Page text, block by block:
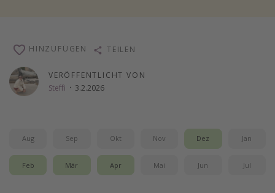
Singlereisen
Gruppenreisen
Hotels am Achensee
Weitere Themen
VERÖFFENTLICHT VON
Steffi · 3.2.2026
HINZUFÜGEN TEILEN
Aug Sep Okt Nov Dez Jan
Feb Mär Apr Mai Jun Jul